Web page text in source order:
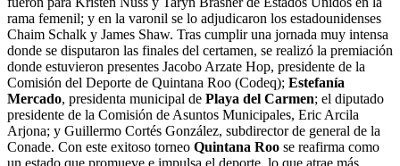
rama femenil; y en la varonil se lo adjudicaron los estadounidenses
Chaim Schalk y James Shaw. Tras cumplir una jornada muy intensa
donde se disputaron las finales del certamen, se realizó la premiación
donde estuvieron presentes Jacobo Arzate Hop, presidente de la
Comisión del Deporte de Quintana Roo (Codeq); Estefanía
Mercado, presidenta municipal de Playa del Carmen; el diputado
presidente de la Comisión de Asuntos Municipales, Eric Arcila
Arjona; y Guillermo Cortés González, subdirector de general de la
Conade. Con este exitoso torneo Quintana Roo se reafirma como
un estado que promueve e impulsa el deporte, lo que atrae más